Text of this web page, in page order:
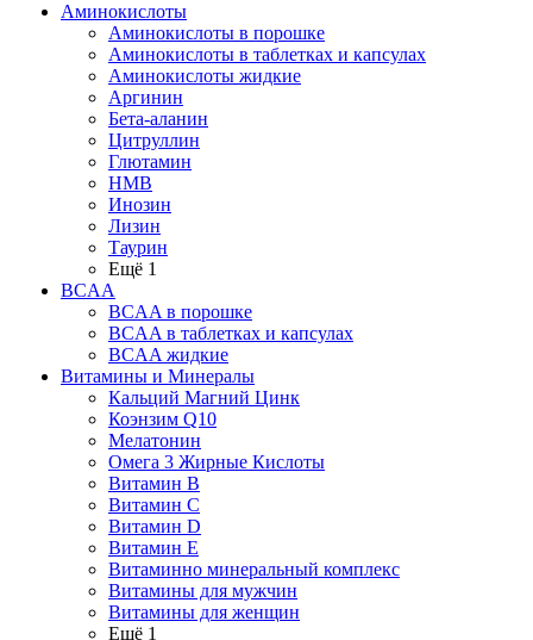
Аминокислоты
Аминокислоты в порошке
Аминокислоты в таблетках и капсулах
Аминокислоты жидкие
Аргинин
Бета-аланин
Цитруллин
Глютамин
HMB
Инозин
Лизин
Таурин
Ещё 1
BCAA
BCAA в порошке
BCAA в таблетках и капсулах
BCAA жидкие
Витамины и Минералы
Кальций Магний Цинк
Коэнзим Q10
Мелатонин
Омега 3 Жирные Кислоты
Витамин B
Витамин C
Витамин D
Витамин E
Витаминно минеральный комплекс
Витамины для мужчин
Витамины для женщин
Ещё 1